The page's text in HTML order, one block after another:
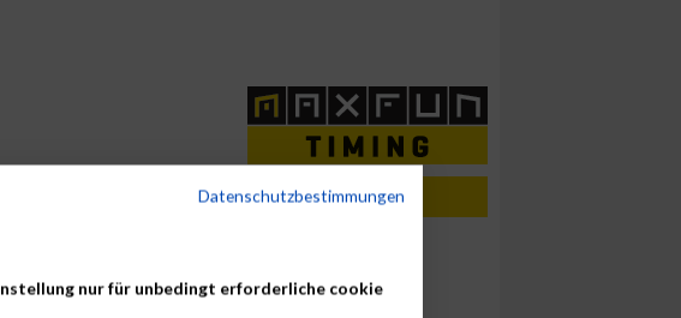
Ergebnisse
Datenschutzbestimmungen
nur für unbedingt erforderliche cookie